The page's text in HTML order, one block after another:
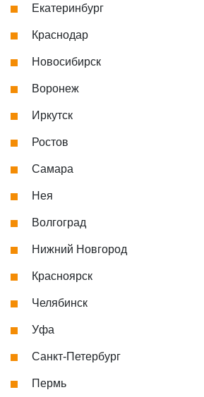
Екатеринбург
Краснодар
Новосибирск
Воронеж
Иркутск
Ростов
Самара
Нея
Волгоград
Нижний Новгород
Красноярск
Челябинск
Уфа
Санкт-Петербург
Пермь